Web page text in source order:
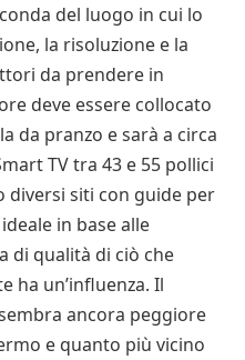
del luogo in cui lo
la risoluzione e la
da prendere in
deve essere collocato
da pranzo e sarà a circa
TV tra 43 e 55 pollici
diversi siti con guide per
in base alle
di qualità di ciò che
ha un’influenza. Il
ancora peggiore
e quanto più vicino